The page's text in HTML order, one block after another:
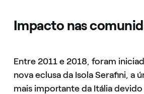
Impacto nas
Entre 2011 e 2018, foram
nova eclusa da Isola Serafini, a
mais importante da Itália